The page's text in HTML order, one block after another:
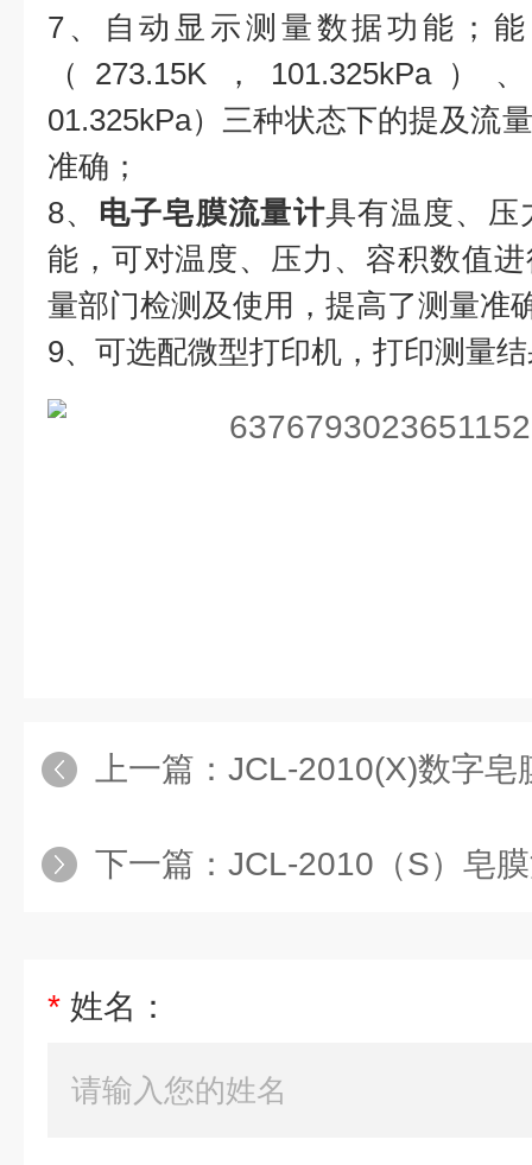
7、自动显示测量数据功能；
（273.15K，101.325kPa）
01.325kPa）三种状态下的提及流
准确；
8、 电子皂膜流量计具有温度、压
能，可对温度、压力、容积数值
量部门检测及使用，提高了测量准
9、可选配微型打印机，打印测量
上一篇： JCL-2010(X)数字皂
下一篇： JCL-2010（S）皂
* 姓名：